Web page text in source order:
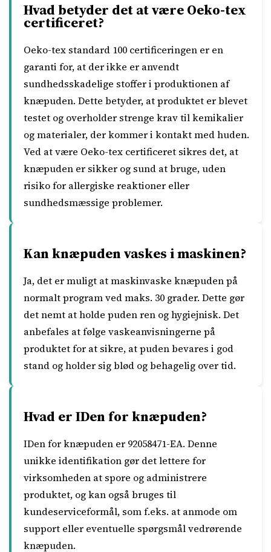
Hvad betyder det at være Oeko-tex
certificeret?
Oeko-tex standard 100 certificeringen er en
garanti for, at der ikke er anvendt
sundhedsskadelige stoffer i produktionen af
knæpuden. Dette betyder, at produktet er blevet
testet og overholder strenge krav til kemikalier
og materialer, der kommer i kontakt med huden.
Ved at være Oeko-tex certificeret sikres det, at
knæpuden er sikker og sund at bruge, uden
risiko for allergiske reaktioner eller
sundhedsmæssige problemer.
Kan knæpuden vaskes i maskinen?
Ja, det er muligt at maskinvaske knæpuden på
normalt program ved maks. 30 grader. Dette gør
det nemt at holde puden ren og hygiejnisk. Det
anbefales at følge vaskeanvisningerne på
produktet for at sikre, at puden bevares i god
stand og holder sig blød og behagelig over tid.
Hvad er IDen for knæpuden?
IDen for knæpuden er 92058471-EA. Denne
unikke identifikation gør det lettere for
virksomheden at spore og administrere
produktet, og kan også bruges til
kundeserviceformål, som f.eks. at anmode om
support eller eventuelle spørgsmål vedrørende
knæpuden.